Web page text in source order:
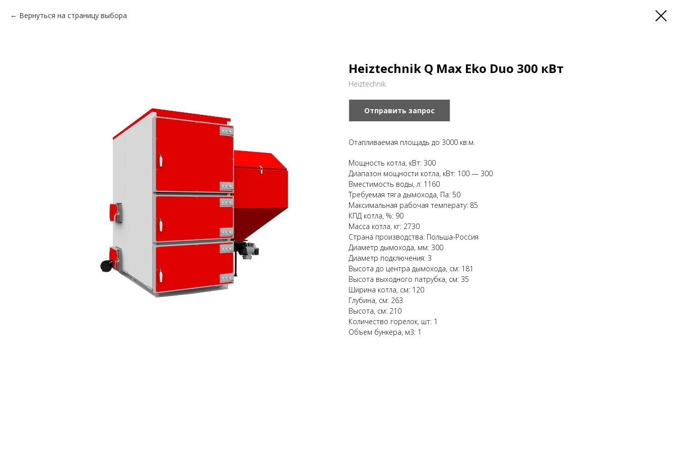
Вернуться на страницу выбора
Heiztechnik Q Max Eko Duo 300 кВт
Heiztechnik
Отправить запрос
Отапливаемая площадь до 3000 кв.м.
Мощность котла, кВт: 300
Диапазон мощности котла, кВт: 100 — 300
Вместимость воды, л: 1160
Требуемая тяга дымохода, Па: 50
Максимальная рабочая температу: 85
КПД котла, %: 90
Масса котла, кг: 2730
Страна производства: Польша-Россия
Диаметр дымохода, мм: 300
Диаметр подключения: 3
Высота до центра дымохода, см: 181
Высота выходного патрубка, см: 35
Ширина котла, см: 120
Глубина, см: 263
Высота, см: 210
Количество горелок, шт: 1
Объем бункера, м3: 1